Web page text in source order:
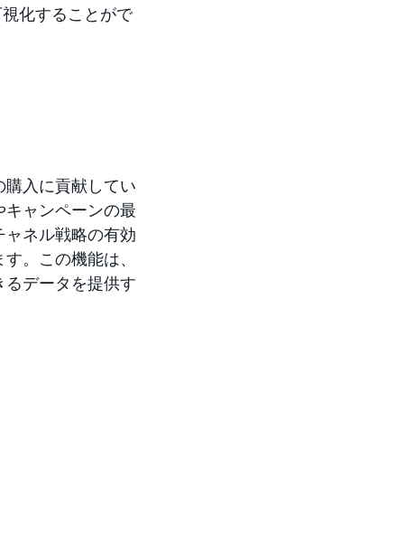
化することがで
入に貢献してい
ャンペーンの最
ネル戦略の有効
。この機能は、
データを提供す